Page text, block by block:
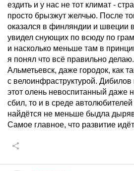
ездить и у нас не тот климат -
просто брызжут желчью. После
оказался в финляндии и швеции
увидел снующих по всюду по
и насколько меньше там в
я понял что всё правильно
Альметьевск, даже городок, как
с велоинфраструктурой. Дибилов
этот олень невоспитанный даже
сбил, то и в среде
найдётся не меньше быдла
Самое главное, что развитие